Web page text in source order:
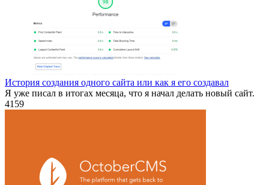
История создания одного сайта или как я его создавал
Я уже писал в итогах месяца, что я начал делать новый сайт.
4159